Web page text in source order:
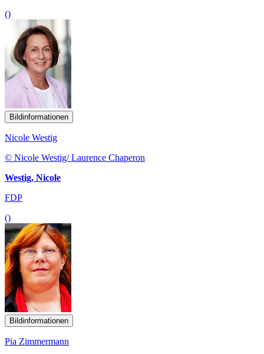
()
Bildinformationen
Nicole Westig
© Nicole Westig/ Laurence Chaperon
Westig, Nicole
FDP
()
Bildinformationen
Pia Zimmermann